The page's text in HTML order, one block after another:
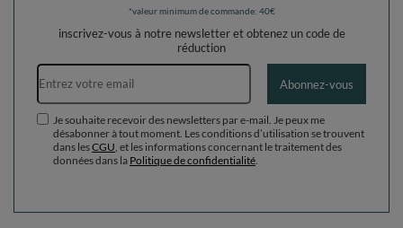
*valeur minimum de commande: 40€
inscrivez-vous à notre newsletter et obtenez un code de
réduction
Adresse e-mail
Abonnez-vous
Je souhaite recevoir des newsletters par e-mail. Je peux me
désabonner à tout moment. Les conditions d’utilisation se trouvent
dans lesCGU , et les informations concernant le traitement des
données dans la Politique de confidentialité